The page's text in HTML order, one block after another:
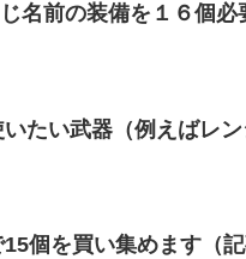
名前の装備を１６個
たい武器（例えばレ
個を買い集めます（